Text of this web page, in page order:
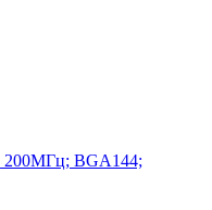
200МГц; BGA144;